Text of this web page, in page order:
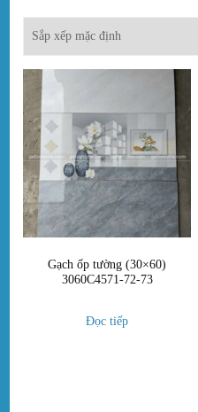
In stock
On sale(0)
Danh mục sản phẩm
Danh mục sản phẩm
Thẻ sản phẩm
Gạch ốp tường (30×60)
3060C4571-72-73
Đọc tiếp